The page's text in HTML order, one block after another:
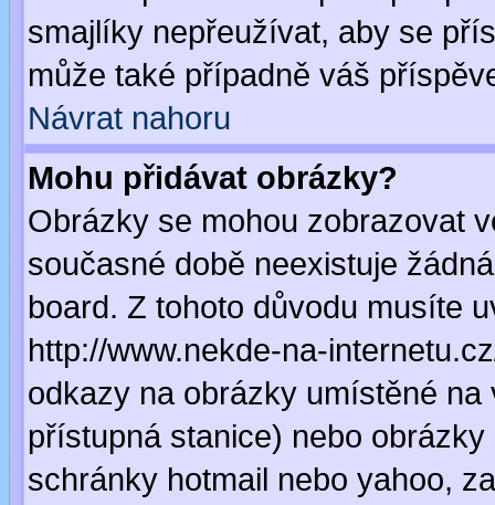
smajlíky nepřeužívat, aby se
může také případně váš
Návrat nahoru
Mohu přidávat obrázky?
Obrázky se mohou zobrazovat
současné době neexistuje
board. Z tohoto důvodu musíte
http://www.nekde-na-
odkazy na obrázky umístěné
přístupná stanice) nebo
schránky hotmail nebo yahoo,